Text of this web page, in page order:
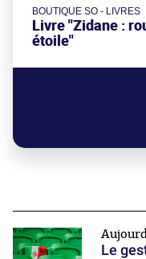
BOUTIQUE SO - LIVRES
Livre "Zidane :
étoile"
Le